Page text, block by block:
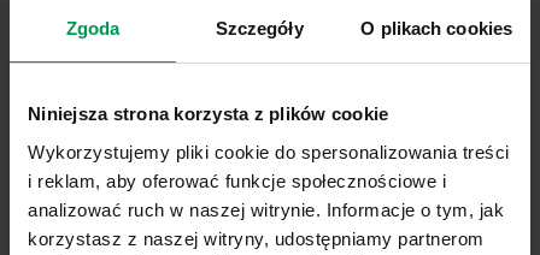
Zgoda Szczegóły O plikach cookies
Niniejsza strona korzysta z plików cookie
Wykorzystujemy pliki cookie do spersonalizowania treści
i reklam, aby oferować funkcje społecznościowe i
analizować ruch w naszej witrynie. Informacje o tym, jak
korzystasz z naszej witryny, udostępniamy partnerom
zwalczaniu z uwagi na duże tempo rozwoju i
dynamiczne rozprzestrzenianie się nawet w
oprysk
z użyciem herbicydu musi być
przeprowadzony z rozmachem i koniecznie z
zastosowaniem środków o skoncentrowanym
działaniu.